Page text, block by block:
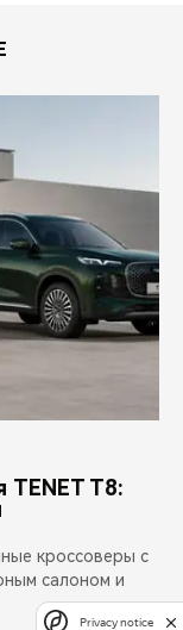
TENET T8:
кроссоверы с
салоном и
Privacy notice